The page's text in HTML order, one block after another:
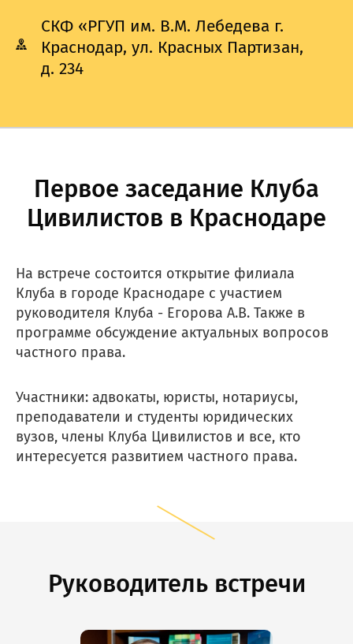
СКФ «РГУП им. В.М. Лебедева г.
Краснодар, ул. Красных Партизан,
д. 234
Первое заседание Клуба
Цивилистов в Краснодаре
На встрече состоится открытие филиала
Клуба в городе Краснодаре с участием
руководителя Клуба - Егорова А.В. Также в
программе обсуждение актуальных вопросов
частного права.
Участники: адвокаты, юристы, нотариусы,
преподаватели и студенты юридических
вузов, члены Клуба Цивилистов и все, кто
интересуется развитием частного права.
Руководитель встречи